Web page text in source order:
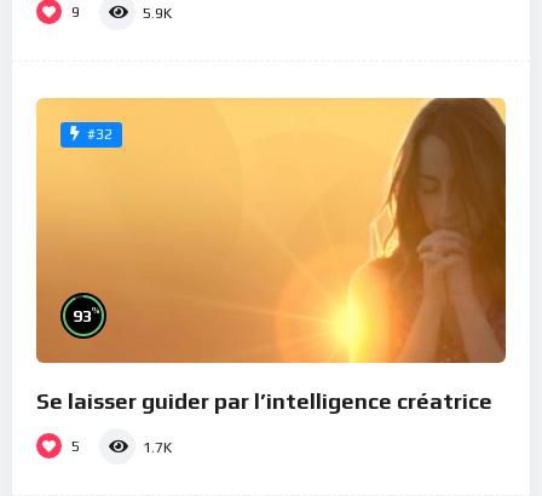
9 5.9K
#32
93%
Se laisser guider par l’intelligence créatrice
5 1.7K